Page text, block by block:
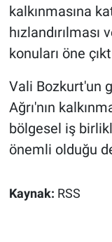
kalkınmasına
konuları öne
Vali Bozkurt'un
Ağrı'nın
bölgesel iş
önemli olduğu
Kaynak: RSS